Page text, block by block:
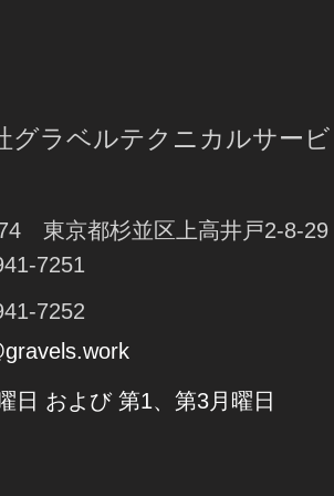
ラベルテクニカルサービ
東京都杉並区上高井戸2-8-29
7251
7252
日 および 第1、第3月曜日